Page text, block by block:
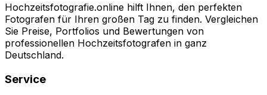
Hochzeitsfotografie.online hilft Ihnen, den perfekten
Fotografen für Ihren großen Tag zu finden. Vergleichen
Sie Preise, Portfolios und Bewertungen von
professionellen Hochzeitsfotografen in ganz
Deutschland.
Service